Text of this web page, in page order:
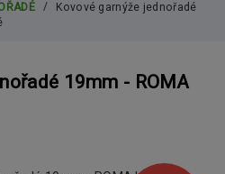
Kovové garnýže jednořadé
19mm - ROMA